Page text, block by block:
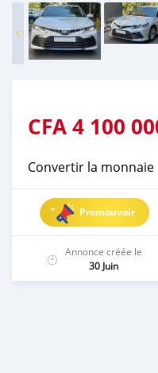
CFA4 100
Convertir la monnaie
Promouvoir
Annonce créée le
30 Juin